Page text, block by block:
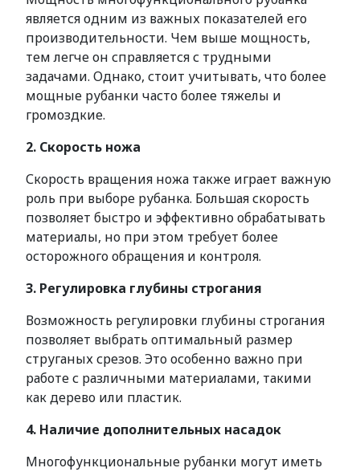
является одним из важных показателей его
производительности. Чем выше мощность,
тем легче он справляется с трудными
задачами. Однако, стоит учитывать, что более
мощные рубанки часто более тяжелы и
громоздкие.
2. Скорость ножа
Скорость вращения ножа также играет важную
роль при выборе рубанка. Большая скорость
позволяет быстро и эффективно обрабатывать
материалы, но при этом требует более
осторожного обращения и контроля.
3. Регулировка глубины строгания
Возможность регулировки глубины строгания
позволяет выбрать оптимальный размер
струганых срезов. Это особенно важно при
работе с различными материалами, такими
как дерево или пластик.
4. Наличие дополнительных насадок
Многофункциональные рубанки могут иметь